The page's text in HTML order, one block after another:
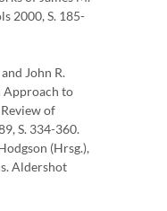
2000, S. 185-
John R.
Approach to
of
S. 334-360.
(Hrsg.),
Aldershot